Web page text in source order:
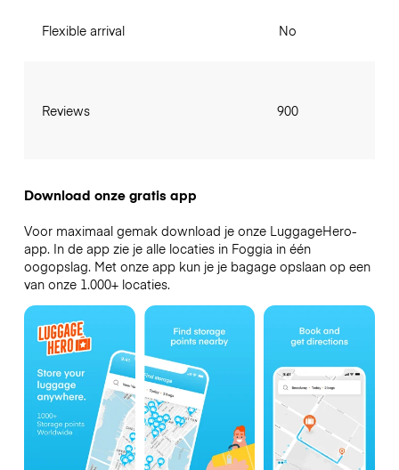
Flexible arrival
Reviews
No
900
Download onze gratis app
Voor maximaal gemak download je onze LuggageHero-
app. In de app zie je alle locaties in Foggia in één
oogopslag. Met onze app kun je je bagage opslaan op een
van onze 1.000+ locaties.